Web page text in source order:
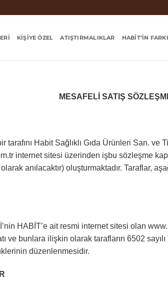
KIŞIYE ÖZEL ATIŞTIRMALIKLAR HABIT’IN FARKI
MESAFELİ SATIŞ
tarafını Habit Sağlıklı Gıda Ürünleri San. ve
internet sitesi üzerinden işbu sözleşme
anılacaktır) oluşturmaktadır. Taraflar,
HABİT’e ait resmi internet sitesi olan
ve bunlara ilişkin olarak tarafların 6502
düzenlenmesidir.